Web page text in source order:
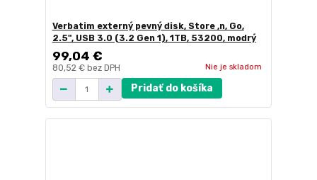
Verbatim externý pevný disk, Store ,n, Go,
2.5", USB 3.0 (3.2 Gen 1), 1TB, 53200, modrý
99,04 €
80,52 € bez DPH Nie je skladom
Pridať do košíka